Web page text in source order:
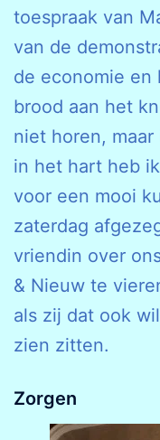
toespraak van
van de
de economie en
brood aan het
niet horen,
in het hart heb
voor een mooi
zaterdag
vriendin over
& Nieuw te
als zij dat ook
zien zitten.
Zorgen